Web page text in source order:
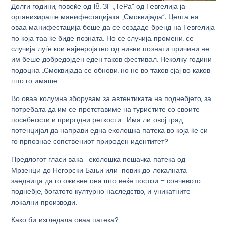
Долги години, повеќе од 18, ЗГ „ТеРа“ од Гевгелија ја
организираше манифестацијата „Смоквијада“. Целта на
оваа манифестација беше да се создаде бренд на Гевгелија
по која таа ќе биде позната. Но се случија промени, се
случија луѓе кои најверојатно од нивни познати причини не
им беше добредојден еден таков фестивал. Неколку години
подоцна „Смоквијада се обнови, но не во таков сјај во каков
што го имаше.
Во оваа колумна зборувам за автентиката на поднебјето, за
потребата да им се претставиме на туристите со своите
посебности и природни реткости. Има ли овој град
потенцијал да направи еднаеколошка патека во која ќе си
го прпознае сопствениот природен идентитет?
Предлогот гласи вака:еколошка пешачка патека од
Мрзенци до Негорски Бањи или повик до локалната
заедница да го оживее она што веќе постои – сончевото
поднебје, богатото културно наследство, и уникатните
локални производи.
Како би изгледала оваа патека?